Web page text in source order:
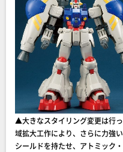
▲大きなスタイリング変更は行
域拡大工作により、さらに力強
シールドを持たせ、アトミック